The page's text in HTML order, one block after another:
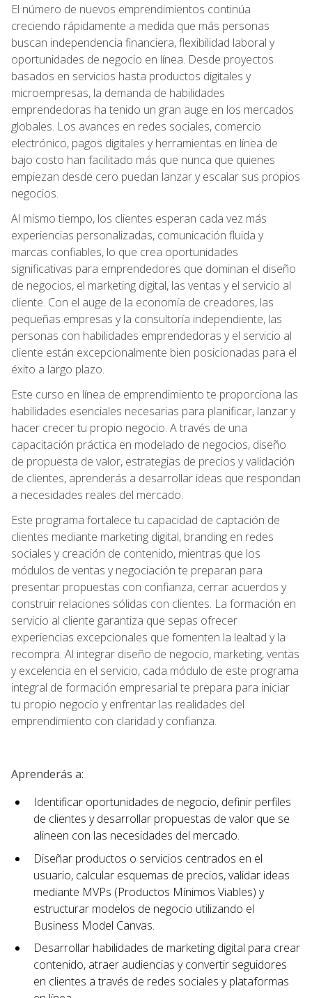
El número de nuevos emprendimientos continúa
creciendo rápidamente a medida que más personas
buscan independencia financiera, flexibilidad laboral y
oportunidades de negocio en línea. Desde proyectos
basados en servicios hasta productos digitales y
microempresas, la demanda de habilidades
emprendedoras ha tenido un gran auge en los mercados
globales. Los avances en redes sociales, comercio
electrónico, pagos digitales y herramientas en línea de
bajo costo han facilitado más que nunca que quienes
empiezan desde cero puedan lanzar y escalar sus propios
negocios.
Al mismo tiempo, los clientes esperan cada vez más
experiencias personalizadas, comunicación fluida y
marcas confiables, lo que crea oportunidades
significativas para emprendedores que dominan el diseño
de negocios, el marketing digital, las ventas y el servicio al
cliente. Con el auge de la economía de creadores, las
pequeñas empresas y la consultoría independiente, las
personas con habilidades emprendedoras y el servicio al
cliente están excepcionalmente bien posicionadas para el
éxito a largo plazo.
Este curso en línea de emprendimiento te proporciona las
habilidades esenciales necesarias para planificar, lanzar y
hacer crecer tu propio negocio. A través de una
capacitación práctica en modelado de negocios, diseño
de propuesta de valor, estrategias de precios y validación
de clientes, aprenderás a desarrollar ideas que respondan
a necesidades reales del mercado.
Este programa fortalece tu capacidad de captación de
clientes mediante marketing digital, branding en redes
sociales y creación de contenido, mientras que los
módulos de ventas y negociación te preparan para
presentar propuestas con confianza, cerrar acuerdos y
construir relaciones sólidas con clientes. La formación en
servicio al cliente garantiza que sepas ofrecer
experiencias excepcionales que fomenten la lealtad y la
recompra. Al integrar diseño de negocio, marketing, ventas
y excelencia en el servicio, cada módulo de este programa
integral de formación empresarial te prepara para iniciar
tu propio negocio y enfrentar las realidades del
emprendimiento con claridad y confianza.
Aprenderás a:
Identificar oportunidades de negocio, definir perfiles
de clientes y desarrollar propuestas de valor que se
alineen con las necesidades del mercado.
Diseñar productos o servicios centrados en el
usuario, calcular esquemas de precios, validar ideas
mediante MVPs (Productos Mínimos Viables) y
estructurar modelos de negocio utilizando el
Business Model Canvas.
Desarrollar habilidades de marketing digital para crear
contenido, atraer audiencias y convertir seguidores
en clientes a través de redes sociales y plataformas